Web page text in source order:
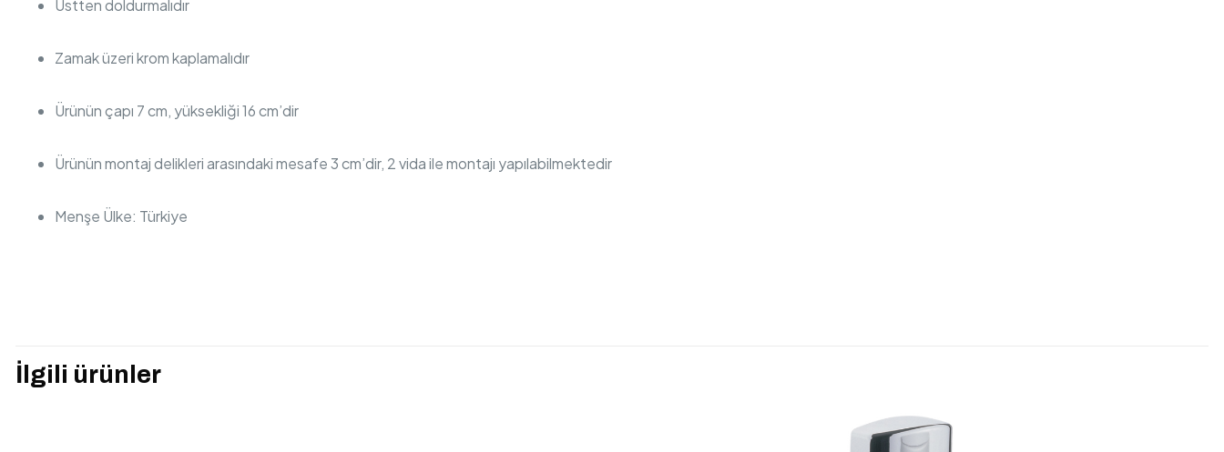
Üstten doldurmalıdır
Zamak üzeri krom kaplamalıdır
Ürünün çapı 7 cm, yüksekliği 16 cm’dir
Ürünün montaj delikleri arasındaki mesafe 3 cm’dir, 2 vida ile montajı yapılabilmektedir
Menşe Ülke: Türkiye
İlgili ürünler